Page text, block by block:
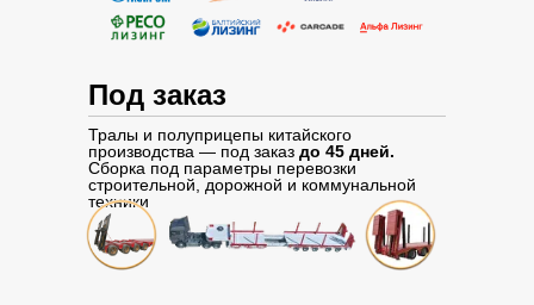
Под заказ
Тралы и полуприцепы китайского
производства — под заказ до 45 дней.
Сборка под параметры перевозки
строительной, дорожной и коммунальной
техники